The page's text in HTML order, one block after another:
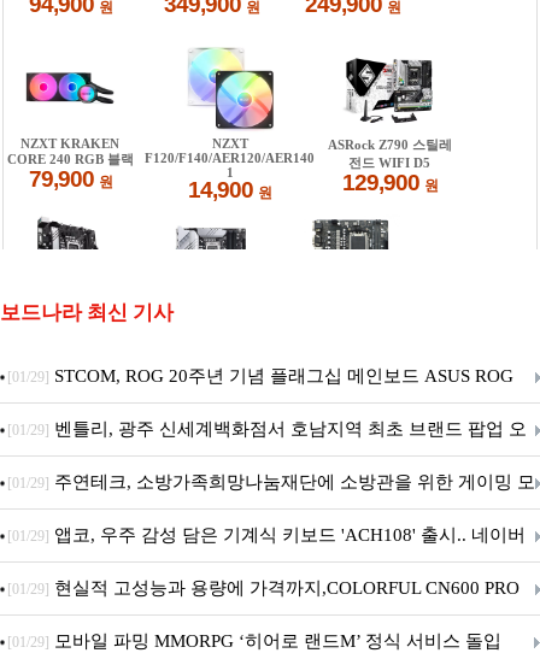
보드나라 최신 기사
[01/29] STCOM, ROG 20주년 기념 플래그십 메인보드 ASUS ROG
Crosshair X870E EDITION 20 국내 출시 예정
[01/29] 벤틀리, 광주 신세계백화점서 호남지역 최초 브랜드 팝업 오
픈
[01/29] 주연테크, 소방가족희망나눔재단에 소방관을 위한 게이밍 모
니터·스마트 펫 침대 기부
[01/29] 앱코, 우주 감성 담은 기계식 키보드 'ACH108' 출시.. 네이버
브랜드데이 기획전 진행
[01/29] 현실적 고성능과 용량에 가격까지,COLORFUL CN600 PRO
M.2 NVMe 디앤디컴 1TB
[01/29] 모바일 파밍 MMORPG ‘히어로 랜드M’ 정식 서비스 돌입